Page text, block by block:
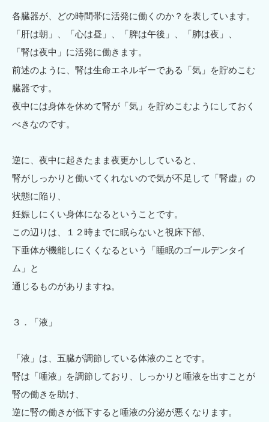
各臓器が、どの時間帯に活発に働くのか？を表しています。
「肝は朝」、「心は昼」、「脾は午後」、「肺は夜」、
「腎は夜中」に活発に働きます。
前述のように、腎は生命エネルギーである「気」を貯めこむ
臓器です。
夜中には身体を休めて腎が「気」を貯めこむようにしておく
べきなのです。
逆に、夜中に起きたまま夜更かししていると、
腎がしっかりと働いてくれないので気が不足して「腎虚」の
状態に陥り、
妊娠しにくい身体になるということです。
この辺りは、１２時までに眠らないと視床下部、
下垂体が機能しにくくなるという「睡眠のゴールデンタイ
ム」と
通じるものがありますね。
３．「液」
「液」は、五臓が調節している体液のことです。
腎は「唾液」を調節しており、しっかりと唾液を出すことが
腎の働きを助け、
逆に腎の働きが低下すると唾液の分泌が悪くなります。